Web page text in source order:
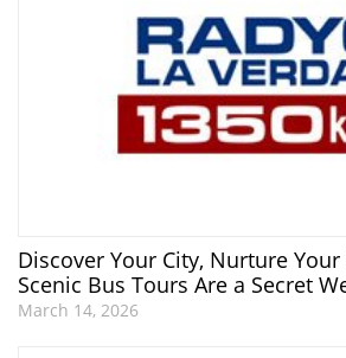
Discover Your City, Nurture
Scenic Bus Tours Are a Secret
March 14, 2026